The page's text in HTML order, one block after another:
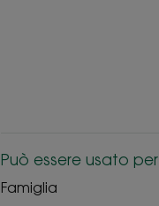
Può essere usato per
Famiglia